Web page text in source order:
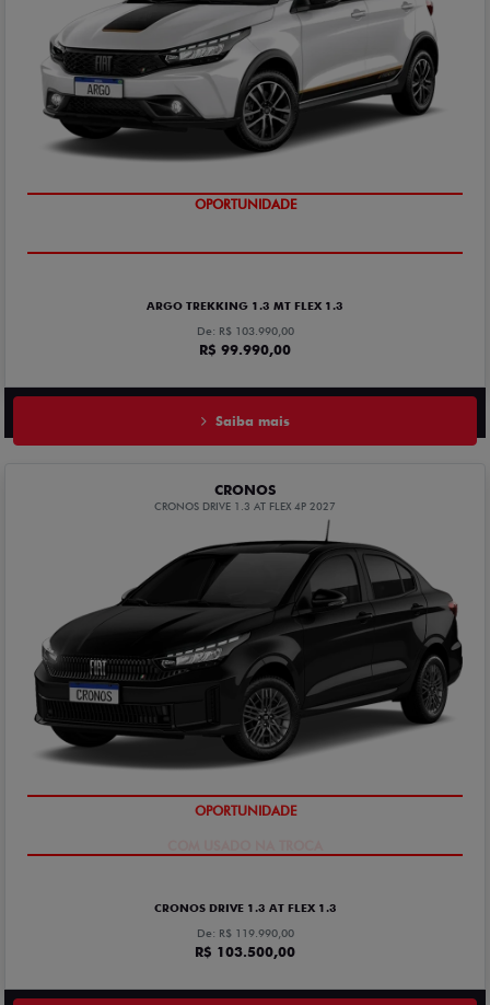
OPORTUNIDADE
ARGO TREKKING 1.3 MT FLEX 1.3
De: R$ 103.990,00
R$ 99.990,00
Saiba mais
CRONOS
CRONOS DRIVE 1.3 AT FLEX 4P 2027
OPORTUNIDADE
CRONOS DRIVE 1.3 AT FLEX 1.3
De: R$ 119.990,00
R$ 103.500,00